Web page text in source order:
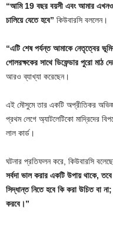
“আমি 19 বছর বয়সী এবং আমার এখনও
চালিয়ে যেতে হবে” কিউবারসি বললেন।
“এটি শেষ পর্যন্ত আমাকে নেতৃত্বের
গোলরক্ষকের সাথে ডিফেন্ডার পুরো মাঠ
আরও ব্যাখ্যা করেছেন।
এই মৌসুমে তার একটি অপ্রীতিকর
প্রথম লেগে অ্যাটলেটিকো মাদ্রিদের
লাল কার্ড।
ঘটনার প্রতিফলন করে, কিউবারসি
সর্বদা ভাল করার একটি উপায় থাকে,
সিদ্ধান্ত নিতে হবে কি করা উচিত বা
করবে।”